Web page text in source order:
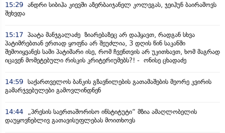
15:29 ანდრი სიბიჰა კიევში აზერბაიჯანელ კოლეგას, ჯეიჰუნ ბაირამოვს
შეხვდა
15:17 პაატა მანჯგალაძე ზიარებაზეც არ დაჰყავთ, რადგან სხვა
პატიმრებთან ერთად ყოფნა არ შეუძლია, 3 დღის წინ საკანში
შემოიყვანეს სამი პატიმარი ისე, რომ ჩვენთვის არ უკითხავთ, ხომ მაგრად
იცავენ მომეტებული რისკის კრიტერიუმებს?! - ონისე ცხადაძე
14:59 საქართველოს ბანკის გზავნილების გათამაშების მეორე კვირის
გამარჯვებულები გამოვლინდნენ
14:44
„პრესის საერთაშორისო ინსტიტუტი“ მზია ამაღლობელის
დაუყოვნებლივ გათავისუფლებას მოითხოვს